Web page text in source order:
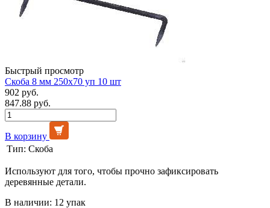
Быстрый просмотр
Скоба 8 мм 250х70 уп 10 шт
902 руб.
847.88 руб.
В корзину
Тип: Скоба
Используют для того, чтобы прочно зафиксировать
деревянные детали.
В наличии: 12 упак